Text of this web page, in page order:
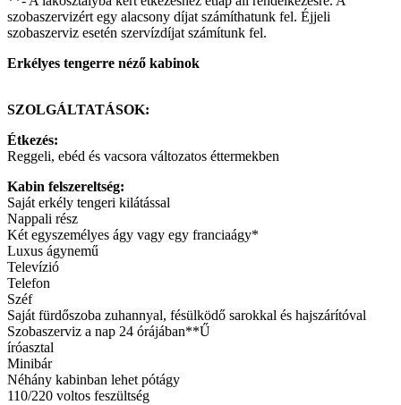
szobaszervizért egy alacsony díjat számíthatunk fel. Éjjeli
szobaszerviz esetén szervízdíjat számítunk fel.
Erkélyes tengerre néző kabinok
SZOLGÁLTATÁSOK:
Étkezés:
Reggeli, ebéd és vacsora változatos éttermekben
Kabin felszereltség:
Saját erkély tengeri kilátással
Nappali rész
Két egyszemélyes ágy vagy egy franciaágy*
Luxus ágynemű
Televízió
Telefon
Széf
Saját fürdőszoba zuhannyal, fésülködő sarokkal és hajszárítóval
Szobaszerviz a nap 24 órájában**Ű
íróasztal
Minibár
Néhány kabinban lehet pótágy
110/220 voltos feszültség